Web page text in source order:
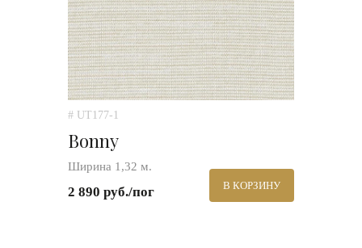
# UT177-1
Bonny
Ширина 1,32 м.
2 890 руб./пог В КОРЗИНУ